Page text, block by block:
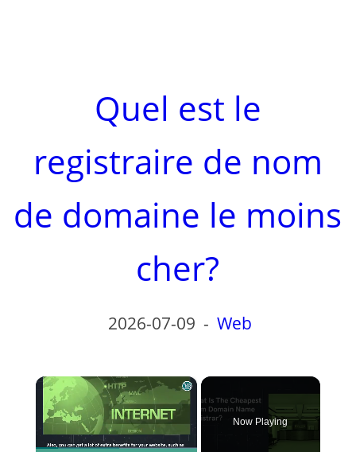
Quel est le
registraire de nom
de domaine le moins
cher?
2026-07-09 - Web
×
Now Playing